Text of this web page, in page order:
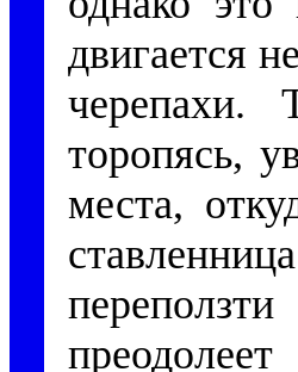
двигается
черепахи.
торопясь,
места,